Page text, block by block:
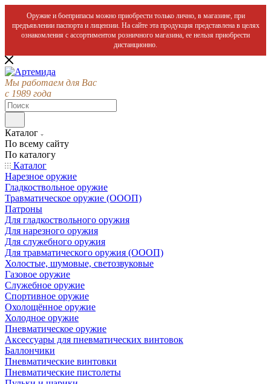
Оружие и боеприпасы можно приобрести только лично, в магазине, при
предъявлении паспорта и лицензии. На сайте эта продукция представлена в целях
ознакомления с ассортиментом розничного магазина, ее нельзя приобрести
дистанционно.
Мы работаем для Вас
с 1989 года
Каталог
По всему сайту
По каталогу
Каталог
Нарезное оружие
Гладкоствольное оружие
Травматическое оружие (ОООП)
Патроны
Для гладкоствольного оружия
Для нарезного оружия
Для служебного оружия
Для травматического оружия (ОООП)
Холостые, шумовые, светозвуковые
Газовое оружие
Служебное оружие
Спортивное оружие
Охолощённое оружие
Холодное оружие
Пневматическое оружие
Аксессуары для пневматических винтовок
Баллончики
Пневматические винтовки
Пневматические пистолеты